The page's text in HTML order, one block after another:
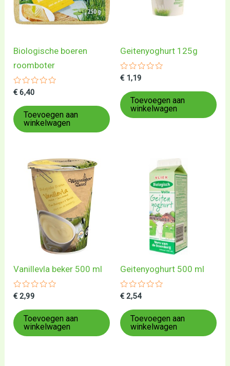
Biologische boeren
roomboter
Gewaardeerd
uit
5
€ 6,40
Toevoegen aan
winkelwagen
Geitenyoghurt 125g
Gewaardeerd
uit
5
€ 1,19
Toevoegen aan
winkelwagen
Vanillevla beker 500 ml
Gewaardeerd
uit
5
€ 2,99
Toevoegen aan
winkelwagen
Geitenyoghurt 500 ml
Gewaardeerd
uit
5
€ 2,54
Toevoegen aan
winkelwagen